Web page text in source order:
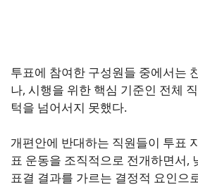
투표에 참여한 구성원들 중에서는
나, 시행을 위한 핵심 기준인 전체
턱을 넘어서지 못했다.
개편안에 반대하는 직원들이 투표
표 운동을 조직적으로 전개하면서,
표결 결과를 가르는 결정적 요인으